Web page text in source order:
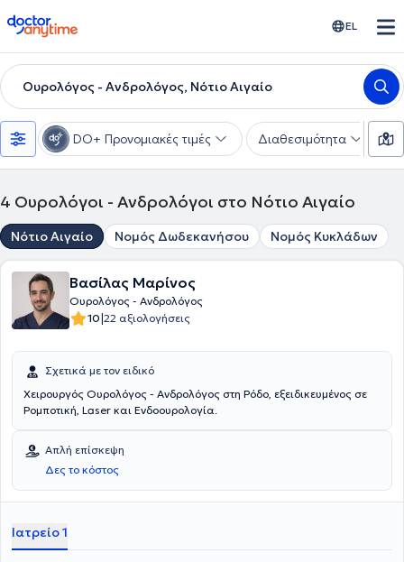
doctoranytime EL
Ουρολόγος - Ανδρολόγος, Νότιο Αιγαίο
DO+ Προνομιακές τιμές Διαθεσιμότητα
4 Ουρολόγοι - Ανδρολόγοι στο Νότιο Αιγαίο
Νότιο Αιγαίο Νομός Δωδεκανήσου Νομός Κυκλάδων
Βασίλας Μαρίνος
Ουρολόγος - Ανδρολόγος
10|22 αξιολογήσεις
Σχετικά με τον ειδικό
Χειρουργός Ουρολόγος - Ανδρολόγος στη Ρόδο, εξειδικευμένος σε
Ρομποτική, Laser και Ενδοουρολογία.
Απλή επίσκεψη
Δες το κόστος
Ιατρείο 1